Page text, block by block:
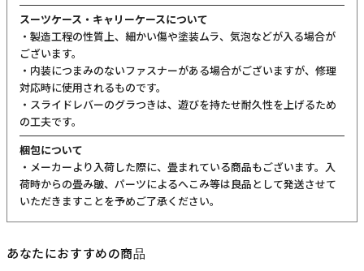
スーツケース・キャリーケースについて
・製造工程の性質上、細かい傷や塗装ムラ、気泡などが入る場合が
ございます。
・内装につまみのないファスナーがある場合がございますが、修理
対応時に使用されるものです。
・スライドレバーのグラつきは、遊びを持たせ耐久性を上げるため
の工夫です。
梱包について
・メーカーより入荷した際に、畳まれている商品もございます。入
荷時からの畳み皺、パーツによるへこみ等は良品として発送させて
いただきますことを予めご了承ください。
あなたにおすすめの商品